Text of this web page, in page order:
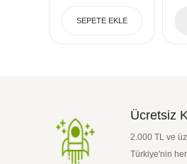
SEPETE EKLE
Ücretsiz
2.000 TL ve
Türkiye'nin